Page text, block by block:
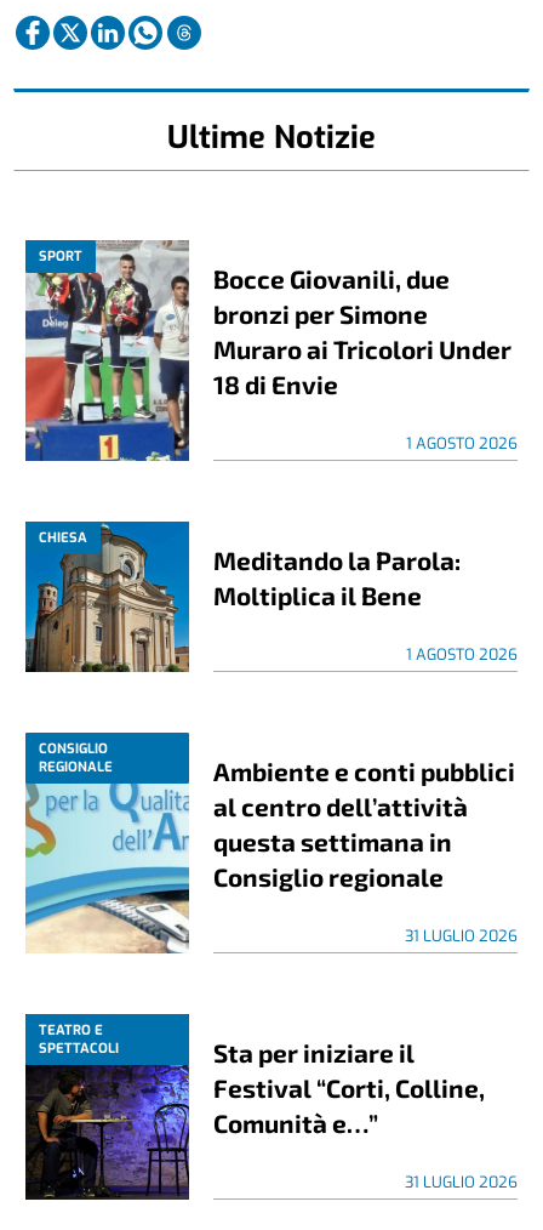
Ultime Notizie
SPORT
Bocce Giovanili, due
bronzi per Simone
Muraro ai Tricolori Under
18 di Envie
1 AGOSTO 2026
CHIESA
Meditando la Parola:
Moltiplica il Bene
1 AGOSTO 2026
CONSIGLIO
REGIONALE
Ambiente e conti pubblici
al centro dell’attività
questa settimana in
Consiglio regionale
31 LUGLIO 2026
TEATRO E
SPETTACOLI
Sta per iniziare il
Festival “Corti, Colline,
Comunità e…”
31 LUGLIO 2026